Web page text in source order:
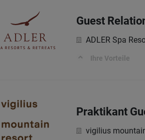
Guest
ADLER Spa
Ihre Vorteile
Praktikant
vigilius